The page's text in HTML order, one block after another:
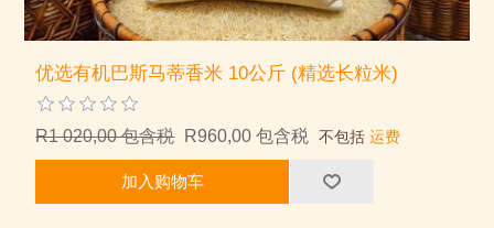
优选有机巴斯马蒂香米 10公斤 (精选长粒米)
R1 020,00 包含税 R960,00 包含税 不包括运费
加入购物车